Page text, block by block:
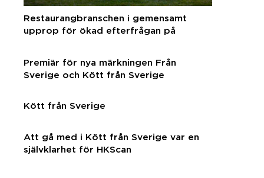
Restaurangbranschen i gemensamt
upprop för ökad efterfrågan på
Premiär för nya märkningen Från
Sverige och Kött från Sverige
Kött från Sverige
Att gå med i Kött från Sverige var en
självklarhet för HKScan